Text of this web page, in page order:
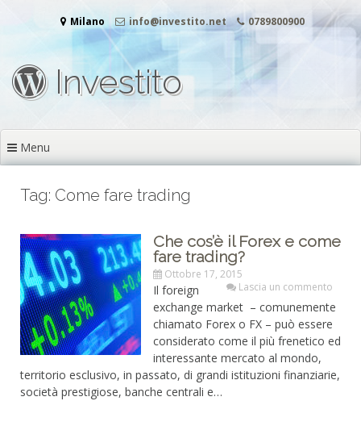
Milano info@investito.net 0789800900
Investito
Menu
Tag: Come fare trading
Che cos’è il Forex e come
fare trading?
Ottobre 17, 2015
Lascia un commento
Il foreign
exchange market – comunemente
chiamato Forex o FX – può essere
considerato come il più frenetico ed
interessante mercato al mondo,
territorio esclusivo, in passato, di grandi istituzioni finanziarie,
società prestigiose, banche centrali e…